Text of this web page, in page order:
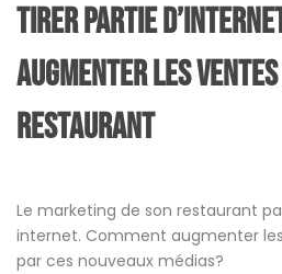
Tirer partie
augmenter les ventes
restaurant
Le marketing de son restaurant
internet. Comment augmenter
par ces nouveaux médias?